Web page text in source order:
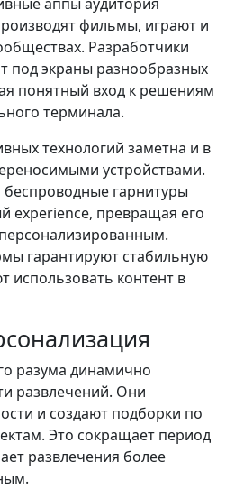
фильмы, играют и
Разработчики
под экраны разнообразных
понятный вход к решениям
терминала.
технологий заметна и в
устройствами.
гарнитуры
experience, превращая его
гарантируют стабильную
использовать контент в
разума динамично
развлечений. Они
и создают подборки по
Это сокращает период
развлечения более